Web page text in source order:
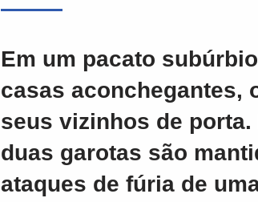
Em um pacato
casas aconchegantes,
seus vizinhos de
duas garotas são
ataques de fúria de